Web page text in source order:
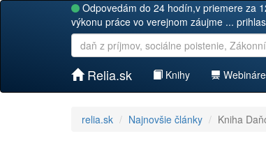
Odpovedám do 24 hodín,v priemere za
výkonu práce vo verejnom záujme ...
Relia.sk Knihy Webináre
relia.sk Najnovšie články Kniha